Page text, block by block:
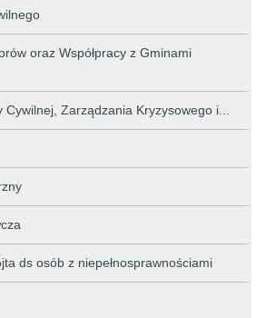
oraz Współpracy z Gminami
Zarządzania Kryzysowego i...
ds osób z niepełnosprawnościami